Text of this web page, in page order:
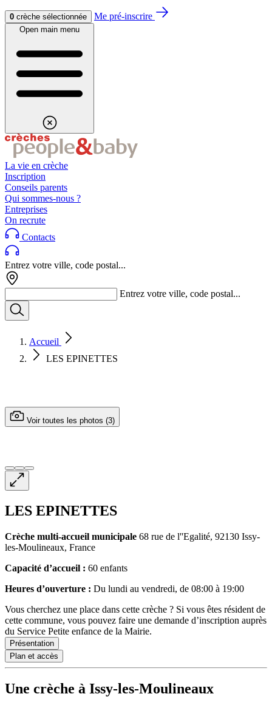
Aller au contenuAller au footer
0 crèche sélectionnée Me pré-inscrire
Open main menu
La vie en crèche
Inscription
Conseils parents
Qui sommes-nous ?
Entreprises
On recrute
Contacts
Entrez votre ville, code postal...
Entrez votre ville, code postal...
Accueil
LES EPINETTES
Voir toutes les photos (3)
LES EPINETTES
Crèche multi-accueil municipale 68 rue de l''Egalité, 92130 Issy-
les-Moulineaux, France
Capacité d’accueil : 60 enfants
Heures d’ouverture : Du lundi au vendredi, de 08:00 à 19:00
Vous cherchez une place dans cette crèche ? Si vous êtes résident de
cette commune, vous pouvez faire une demande d’inscription auprès
du Service Petite enfance de la Mairie.
Présentation
Plan et accès
Une crèche à Issy-les-Moulineaux